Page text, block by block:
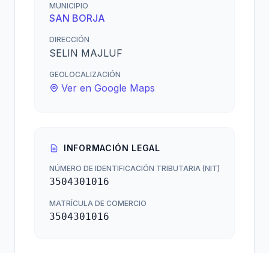
MUNICIPIO
SAN BORJA
DIRECCIÓN
SELIN MAJLUF
GEOLOCALIZACIÓN
Ver en Google Maps
INFORMACIÓN LEGAL
NÚMERO DE IDENTIFICACIÓN TRIBUTARIA (NIT)
3504301016
MATRÍCULA DE COMERCIO
3504301016